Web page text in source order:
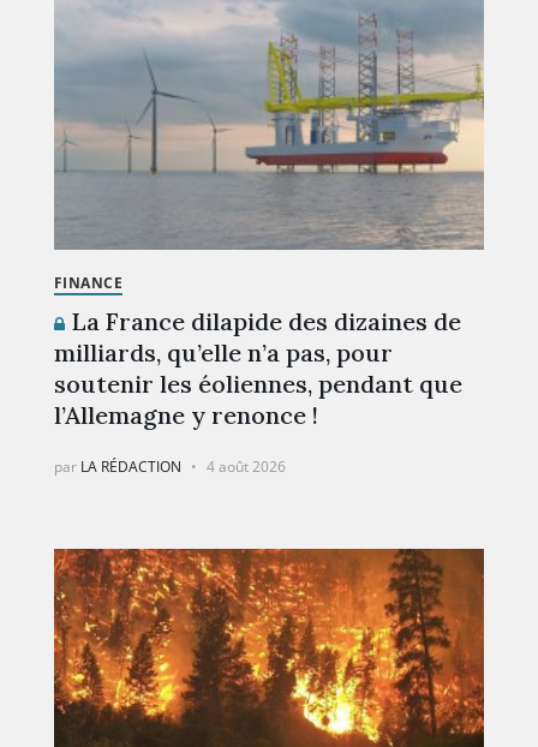
FINANCE
La France dilapide des dizaines de
milliards, qu’elle n’a pas, pour
soutenir les éoliennes, pendant que
l’Allemagne y renonce !
par LA RÉDACTION 4 août 2026